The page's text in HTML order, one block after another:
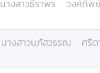
นางสาวธีราพร วงศ์ทิพย์
นางสาวนภัสวรรณ
ศรีด